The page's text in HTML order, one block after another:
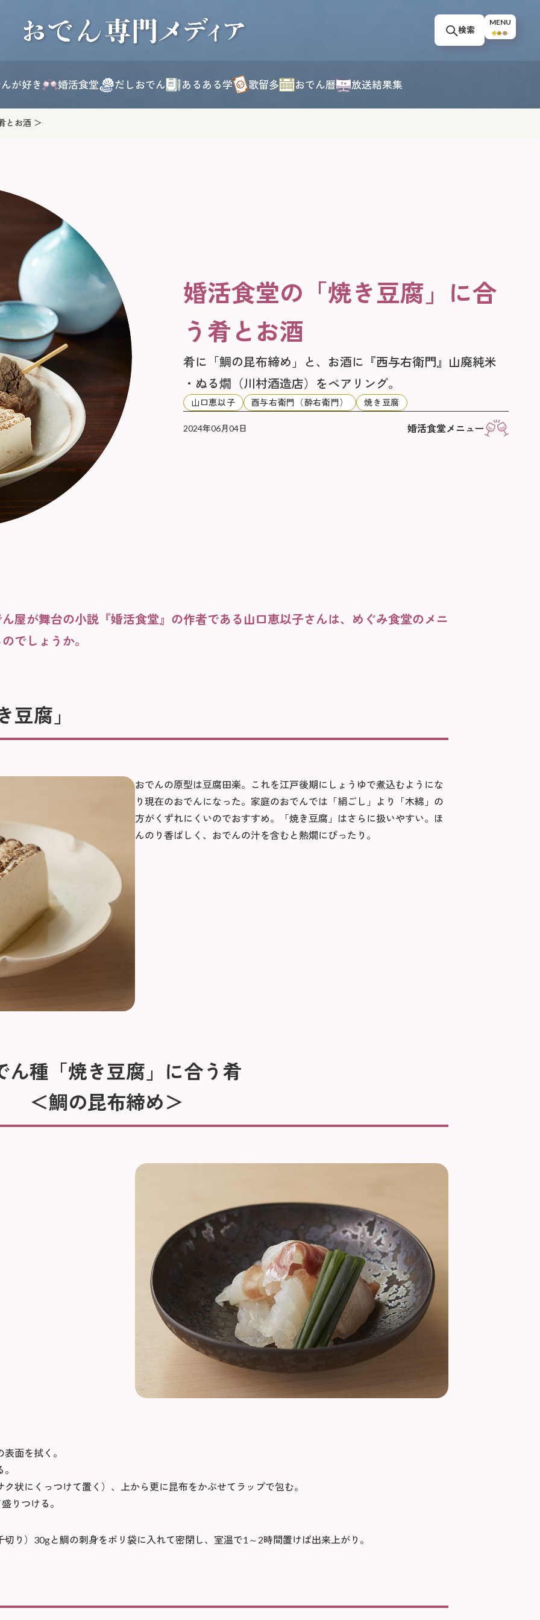
検索
MENU
が好き 婚活食堂 だしおでん あるある学 歌留多 おでん暦 放送結果集
とお酒
婚活食堂の「焼き豆腐」に合
う肴とお酒
肴に「鯛の昆布締め」と、お酒に『西与右衛門』山廃純米
・ぬる燗（川村酒造店）をペアリング。
山口恵以子 酉与右衛門（酔右衛門） 焼き豆腐
2024年06月04日 婚活食堂メニュー
屋が舞台の小説『婚活食堂』の作者である山口恵以子さんは、めぐみ食堂のメニ
でしょうか。
腐」
おでんの原型は豆腐田楽。これを江戸後期にしょうゆで煮込むようにな
り現在のおでんになった。家庭のおでんでは「絹ごし」より「木綿」の
方がくずれにくいのでおすすめ。「焼き豆腐」はさらに扱いやすい。ほ
んのり香ばしく、おでんの汁を含むと熱燗にぴったり。
ん種「焼き豆腐」に合う肴
＜鯛の昆布締め＞
面を拭く。
状にくっつけて置く）、上から更に昆布をかぶせてラップで包む。
りつける。
り）30gと鯛の刺身をポリ袋に入れて密閉し、室温で1～2時間置けば出来上がり。